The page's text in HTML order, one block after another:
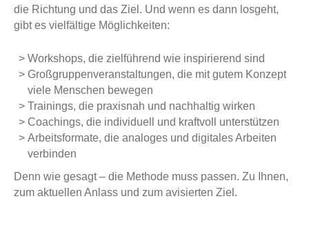
die Richtung und das Ziel. Und wenn es dann losgeht,
gibt es vielfältige Möglichkeiten:
Workshops, die zielführend wie inspirierend sind
Großgruppenveranstaltungen, die mit gutem Konzept
viele Menschen bewegen
Trainings, die praxisnah und nachhaltig wirken
Coachings, die individuell und kraftvoll unterstützen
Arbeitsformate, die analoges und digitales Arbeiten
verbinden
Denn wie gesagt – die Methode muss passen. Zu Ihnen,
zum aktuellen Anlass und zum avisierten Ziel.